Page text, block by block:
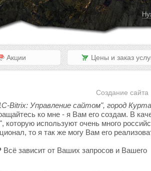
Акции Цены и заказ
Создание
Bitrix: Управление сайтом", город
ко мне - я Вам его создам. В
используют очень много
то я так же могу Вам его
Всё зависит от Ваших запросов и Вашего